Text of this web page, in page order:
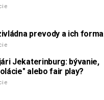
prevody a ich forma
Jekaterinburg: bývanie,
alebo fair play?